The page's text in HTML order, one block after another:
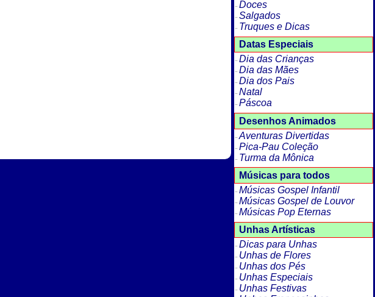
Doces
Salgados
Truques e Dicas
Datas Especiais
Dia das Crianças
Dia das Mães
Dia dos Pais
Natal
Páscoa
Desenhos Animados
Aventuras Divertidas
Pica-Pau Coleção
Turma da Mônica
Músicas para todos
Músicas Gospel Infantil
Músicas Gospel de Louvor
Músicas Pop Eternas
Unhas Artísticas
Dicas para Unhas
Unhas de Flores
Unhas dos Pés
Unhas Especiais
Unhas Festivas